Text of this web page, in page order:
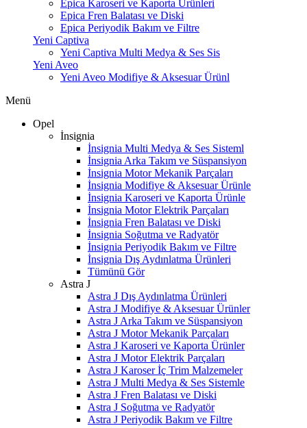
Epica Karoseri ve Kaporta Ürünleri
Epica Fren Balatası ve Diski
Epica Periyodik Bakım ve Filtre
Yeni Captiva
Yeni Captiva Multi Medya & Ses Sis
Yeni Aveo
Yeni Aveo Modifiye & Aksesuar Ürünl
Menü
Opel
İnsignia
İnsignia Multi Medya & Ses Sisteml
İnsignia Arka Takım ve Süspansiyon
İnsignia Motor Mekanik Parçaları
İnsignia Modifiye & Aksesuar Ürünle
İnsignia Karoseri ve Kaporta Ürünle
İnsignia Motor Elektrik Parçaları
İnsignia Fren Balatası ve Diski
İnsignia Soğutma ve Radyatör
İnsignia Periyodik Bakım ve Filtre
İnsignia Dış Aydınlatma Ürünleri
Tümünü Gör
Astra J
Astra J Dış Aydınlatma Ürünleri
Astra J Modifiye & Aksesuar Ürünler
Astra J Arka Takım ve Süspansiyon
Astra J Motor Mekanik Parçaları
Astra J Karoseri ve Kaporta Ürünler
Astra J Motor Elektrik Parçaları
Astra J Karoser İç Trim Malzemeler
Astra J Multi Medya & Ses Sistemle
Astra J Fren Balatası ve Diski
Astra J Soğutma ve Radyatör
Astra J Periyodik Bakım ve Filtre